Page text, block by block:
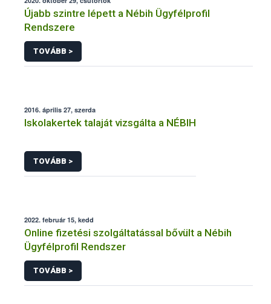
Újabb szintre lépett a Nébih Ügyfélprofil
Rendszere
TOVÁBB >
2016. április 27, szerda
Iskolakertek talaját vizsgálta a NÉBIH
TOVÁBB >
2022. február 15, kedd
Online fizetési szolgáltatással bővült a Nébih
Ügyfélprofil Rendszer
TOVÁBB >